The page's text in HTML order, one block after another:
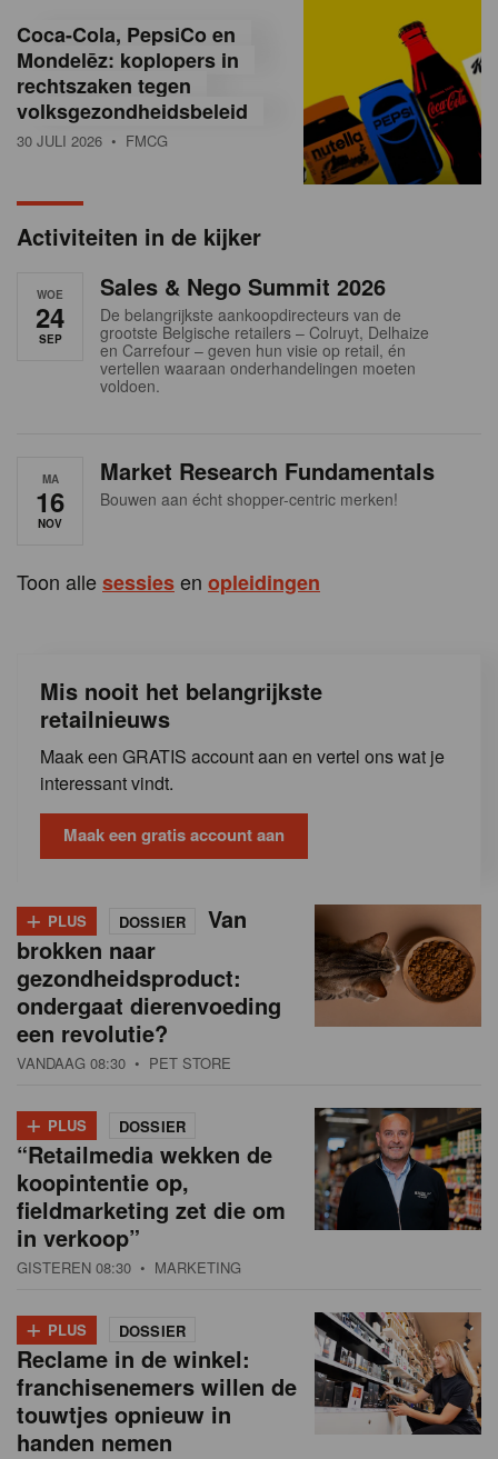
e
a
n
Coca-Cola, PepsiCo en
Mondelēz: koplopers in
rechtszaken tegen
volksgezondheidsbeleid
30 JULI 2026 • FMCG
Activiteiten in de kijker
WOE
24
SEP
Sales & Nego Summit 2026
De belangrijkste aankoopdirecteurs van de
grootste Belgische retailers – Colruyt, Delhaize
en Carrefour – geven hun visie op retail, én
vertellen waaraan onderhandelingen moeten
voldoen.
MA
16
NOV
Market Research Fundamentals
Bouwen aan écht shopper-centric merken!
Toon allesessiesen opleidingen
Mis nooit het belangrijkste
retailnieuws
Maak een GRATIS account aan en vertel ons wat je
interessant vindt.
Maak een gratis account aan
+ PLUS DOSSIER
Van
brokken naar
gezondheidsproduct:
ondergaat dierenvoeding
een revolutie?
VANDAAG 08:30 • PET STORE
+ PLUS DOSSIER
“Retailmedia wekken de
koopintentie op,
fieldmarketing zet die om
in verkoop”
GISTEREN 08:30 • MARKETING
+ PLUS DOSSIER
Reclame in de winkel:
franchisenemers willen de
touwtjes opnieuw in
handen nemen